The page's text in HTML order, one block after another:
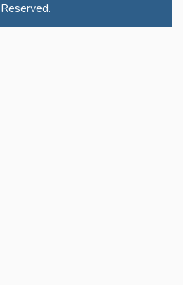
Reserved.